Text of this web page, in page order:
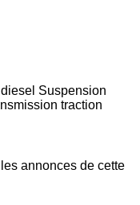
diesel Suspension
traction
annonces de cette